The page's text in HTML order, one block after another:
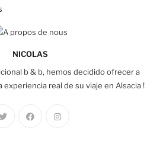
NICOLAS
b & b, hemos decidido ofrecer a
real de su viaje en Alsacia !